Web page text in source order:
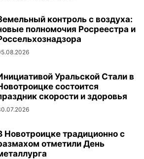
контроль с воздуха:
полномочия Росреестра и
Уральской Стали в
состоится
скорости и здоровья
Новотроицке традиционно с
отметили День